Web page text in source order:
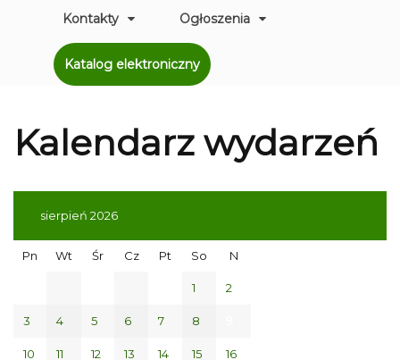
Kontakty Ogłoszenia
Katalog elektroniczny
Kalendarz wydarzeń
sierpień 2026
Pn Wt Śr Cz Pt So N
1 2
3 4 5 6 7 8
10 11 12 13 14 15 16